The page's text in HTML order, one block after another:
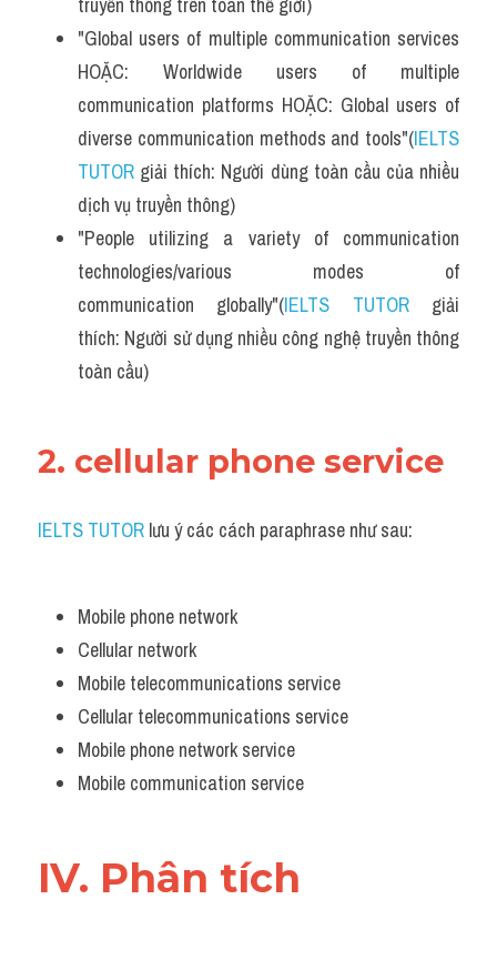
"Global users of multiple communication services
HOẶC: Worldwide users of multiple
communication platforms HOẶC: Global users of
diverse communication methods and tools"(IELTS
TUTOR giải thích: Người dùng toàn cầu của nhiều
dịch vụ truyền thông)
"People utilizing a variety of communication
technologies/various modes of
communication globally"(IELTS TUTOR giải
thích: Người sử dụng nhiều công nghệ truyền thông
toàn cầu)
2. cellular phone service
IELTS TUTOR lưu ý các cách paraphrase như sau:
Mobile phone network
Cellular network
Mobile telecommunications service
Cellular telecommunications service
Mobile phone network service
Mobile communication service
IV. Phân tích